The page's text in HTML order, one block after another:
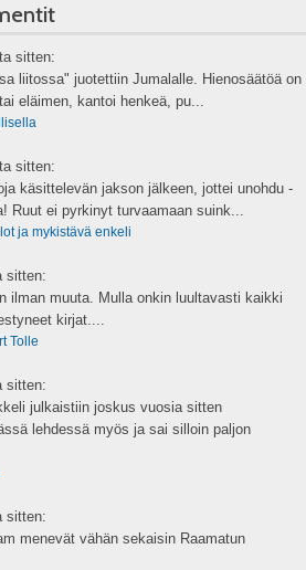
sitten:
liitossa" juotettiin Jumalalle. Hienosäätöä on
eläimen, kantoi henkeä, pu...
sitten:
käsittelevän jakson jälkeen, jottei unohdu -
Ruut ei pyrkinyt turvaamaan suink...
ja mykistävä enkeli
sitten:
ilman muuta. Mulla onkin luultavasti kaikki
kirjat....
Tolle
sitten:
julkaistiin joskus vuosia sitten
lehdessä myös ja sai silloin paljon
sitten:
menevät vähän sekaisin Raamatun